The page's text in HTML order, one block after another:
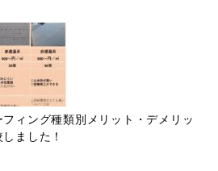
フィング種類別メリット・デメリッ
ました！